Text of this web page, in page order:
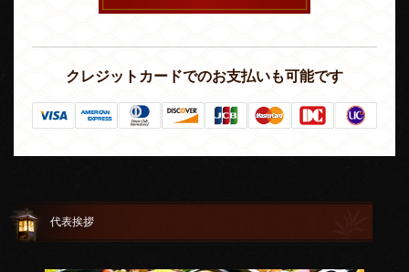
クレジットカードでのお支払いも可能です
代表挨拶